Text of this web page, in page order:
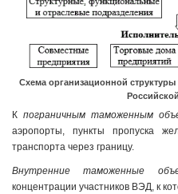
Схема организационной
К пограничным таможенным
аэропорты, пункты пропуска
транспорта через границу.
Внутренние таможенные
концентрации участников ВЭД, к